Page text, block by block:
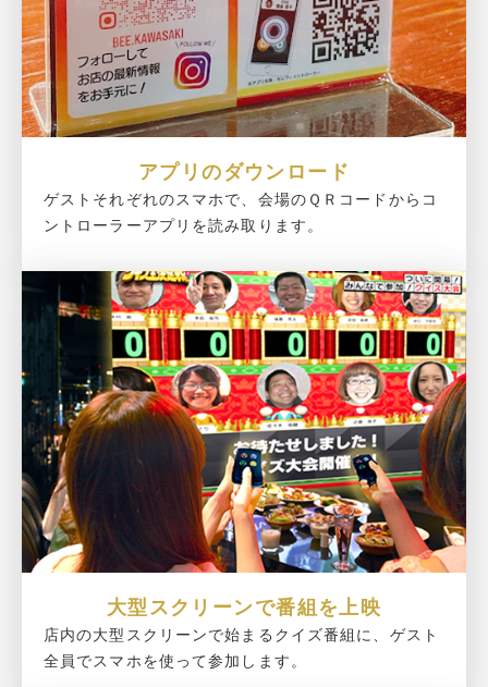
アプリのダウンロード
ゲストそれぞれのスマホで、会場のＱＲコードからコ
ントローラーアプリを読み取ります。
大型スクリーンで番組を上映
店内の大型スクリーンで始まるクイズ番組に、ゲスト
全員でスマホを使って参加します。